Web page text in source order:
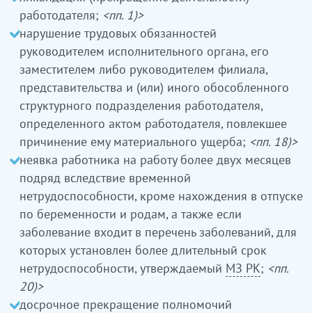
работодателя; <пп. 1)>
нарушение трудовых обязанностей
руководителем исполнительного органа, его
заместителем либо руководителем филиала,
представительства и (или) иного обособленного
структурного подразделения работодателя,
определенного актом работодателя, повлекшее
причинение ему материального ущерба; <пп. 18)>
неявка работника на работу более двух месяцев
подряд вследствие временной
нетрудоспособности, кроме нахождения в отпуске
по беременности и родам, а также если
заболевание входит в перечень заболеваний, для
которых установлен более длительный срок
нетрудоспособности, утверждаемый МЗ РК; <пп.
20)>
досрочное прекращение полномочий